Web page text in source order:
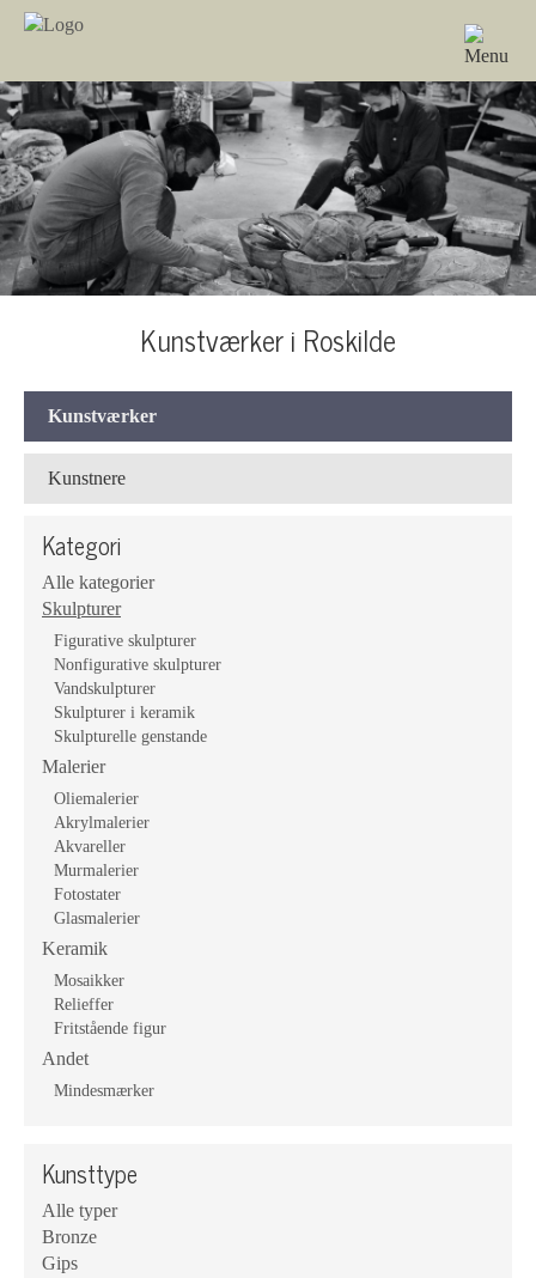
Kunstværker i Roskilde
Kunstværker
Kunstnere
Kategori
Alle kategorier
Skulpturer
Figurative skulpturer
Nonfigurative skulpturer
Vandskulpturer
Skulpturer i keramik
Skulpturelle genstande
Malerier
Oliemalerier
Akrylmalerier
Akvareller
Murmalerier
Fotostater
Glasmalerier
Keramik
Mosaikker
Relieffer
Fritstående figur
Andet
Mindesmærker
Kunsttype
Alle typer
Bronze
Gips